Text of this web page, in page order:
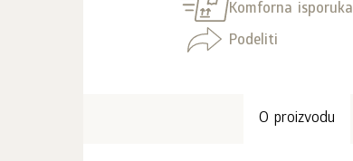
Komforna isporuka
Podeliti
O proizvodu